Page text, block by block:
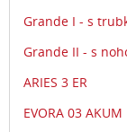
Grande I - s
Grande II - s
ARIES 3 ER
EVORA 03 AKUM